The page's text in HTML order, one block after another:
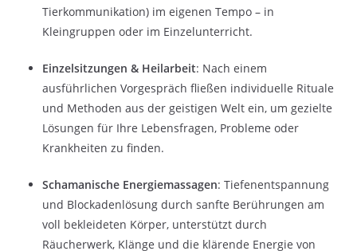
Tierkommunikation) im eigenen Tempo – in
Kleingruppen oder im Einzelunterricht.
Einzelsitzungen & Heilarbeit: Nach einem
ausführlichen Vorgespräch fließen individuelle Rituale
und Methoden aus der geistigen Welt ein, um gezielte
Lösungen für Ihre Lebensfragen, Probleme oder
Krankheiten zu finden.
Schamanische Energiemassagen: Tiefenentspannung
und Blockadenlösung durch sanfte Berührungen am
voll bekleideten Körper, unterstützt durch
Räucherwerk, Klänge und die klärende Energie von